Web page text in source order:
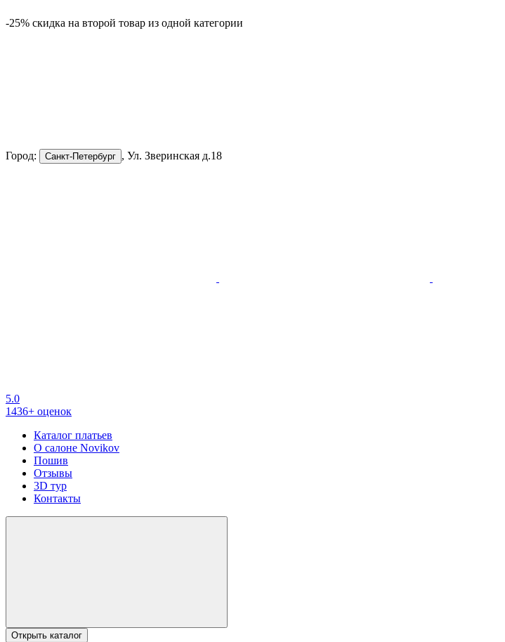
-25% скидка на второй товар из одной категории
Город: Санкт-Петербург , Ул. Зверинская д.18
5.0
1436+ оценок
Каталог платьев
О салоне Novikov
Пошив
Отзывы
3D тур
Контакты
Открыть каталог